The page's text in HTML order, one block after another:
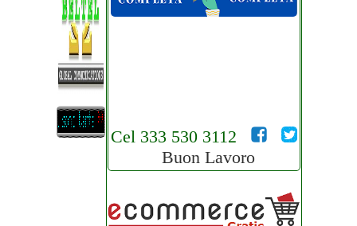
Cel 333 530 3112
Buon Lavoro